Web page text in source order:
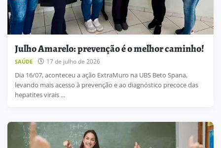
Julho Amarelo: prevenção é o melhor caminho!
SAÚDE 17 de julho de 2026
Dia 16/07, aconteceu a ação ExtraMuro na UBS Beto Spana,
levando mais acesso à prevenção e ao diagnóstico precoce das
hepatites virais ...